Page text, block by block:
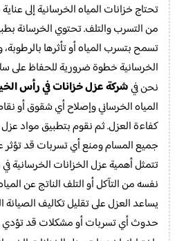
تحتاج خزانات المياه الخرسانية إلى
من التسرب والتلف. تحتوي الخرسانة
تسمح بتسرب المياه أو تأثرها
الخرسانية خطوة ضرورية للحفاظ على
نحن فيشركة عزل خزانات في رأس
المياه الخرساني وإصلاح أي شقوق أو
كفاءة العزل. ثم نقوم بتطبيق مواد
جميع المسام ومنع أي تسربات قد تؤثر
تتمثل أهمية عزل الخزانات الخرسانية
نفسه من التآكل أو التلف الناتج عن
يساعد العزل على تقليل تكاليف
حدوث أي تسربات أو مشكلات قد تؤدي